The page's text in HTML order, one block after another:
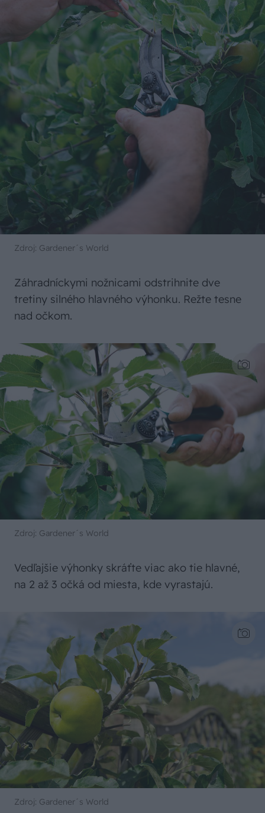
Zdroj: Gardener´s World
Záhradníckymi nožnicami odstrihnite dve
tretiny silného hlavného výhonku. Režte tesne
nad očkom.
Zdroj: Gardener´s World
Vedľajšie výhonky skráťte viac ako tie hlavné,
na 2 až 3 očká od miesta, kde vyrastajú.
Zdroj: Gardener´s World